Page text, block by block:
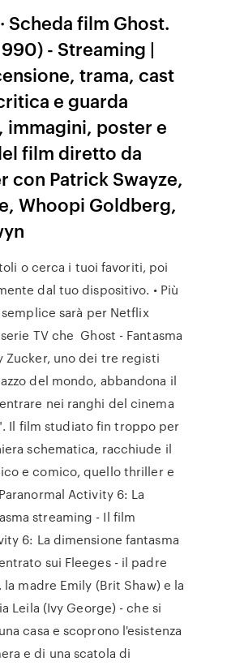
Scheda film Ghost.
- Streaming |
trama, cast
e guarda
immagini, poster e
film diretto da
con Patrick Swayze,
Whoopi Goldberg,
o cerca i tuoi favoriti, poi
dal tuo dispositivo. • Più
sarà per Netflix
TV che Ghost - Fantasma
Zucker, uno dei tre registi
del mondo, abbandona il
nei ranghi del cinema
Il film studiato fin troppo per
schematica, racchiude il
e comico, quello thriller e
Activity 6: La
streaming - Il film
6: La dimensione fantasma
sui Fleeges - il padre
la madre Emily (Brit Shaw) e la
Leila (Ivy George) - che si
casa e scoprono l'esistenza
e di una scatola di